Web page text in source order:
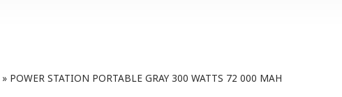
» POWER STATION PORTABLE GRAY 300 WATTS 72 000 MAH